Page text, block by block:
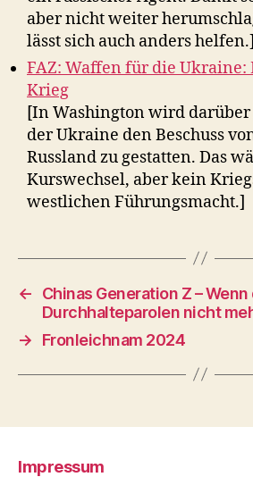
aber nicht weiter
lässt sich auch anders helfen.]
FAZ: Waffen für die Ukraine:
Krieg
[In Washington wird darüber
der Ukraine den Beschuss
Russland zu gestatten. Das
Kurswechsel, aber kein
westlichen Führungsmacht.]
←
Chinas Generation Z – Wenn
Durchhalteparolen nicht
→
Fronleichnam 2024
Impressum